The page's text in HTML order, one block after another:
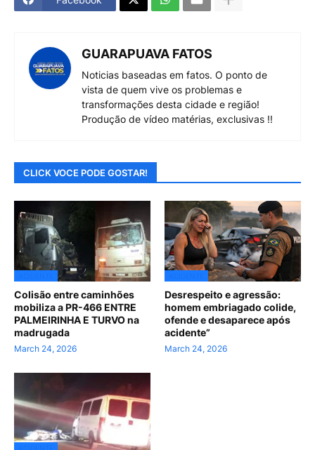
GUARAPUAVA FATOS
Noticias baseadas em fatos. O ponto de
vista de quem vive os problemas e
transformações desta cidade e região!
Produção de vídeo matérias, exclusivas !!
CLICK VOCE PODE GOSTAR!
Colisão entre caminhões
mobiliza a PR-466 ENTRE
PALMEIRINHA E TURVO na
madrugada
March 24, 2026
Desrespeito e agressão:
homem embriagado colide,
ofende e desaparece após
acidente”
March 24, 2026